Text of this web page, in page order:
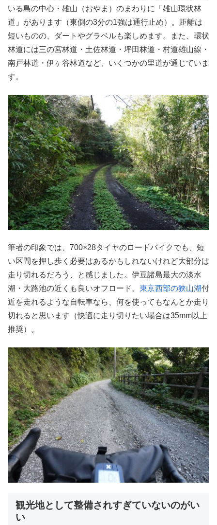
いる島の中心・雄山（おやま）のまわりに「雄山環状林
道」があります（東側の3分の1強は通行止め）。距離は
短いものの、ダートやグラベルも楽しめます。また、環状
林道には三の宮林道・土佐林道・坪田林道・村道雄山線・
南戸林道・伊ヶ谷林道など、いくつかの里道が通じていま
す。
筆者の印象では、700×28タイヤのロードバイクでも、短
い区間を押し歩く必要はあるかもしれないけれど大部分は
走り切れるだろう、と感じました。伊豆諸島最大の淡水
湖・大路池の近くも良いオフロード。 東京西部の狭山湖付
近を走れるような自転車なら、何を使ってもなんとか走り
切れると思います（快適に走り切りたい場合は35mm以上
推奨）。
観光地として整備されすぎていないのがい
い